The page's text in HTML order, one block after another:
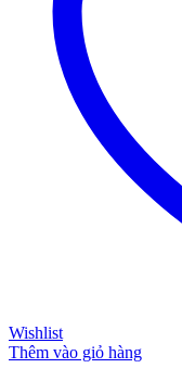
Wishlist
Thêm vào giỏ hàng